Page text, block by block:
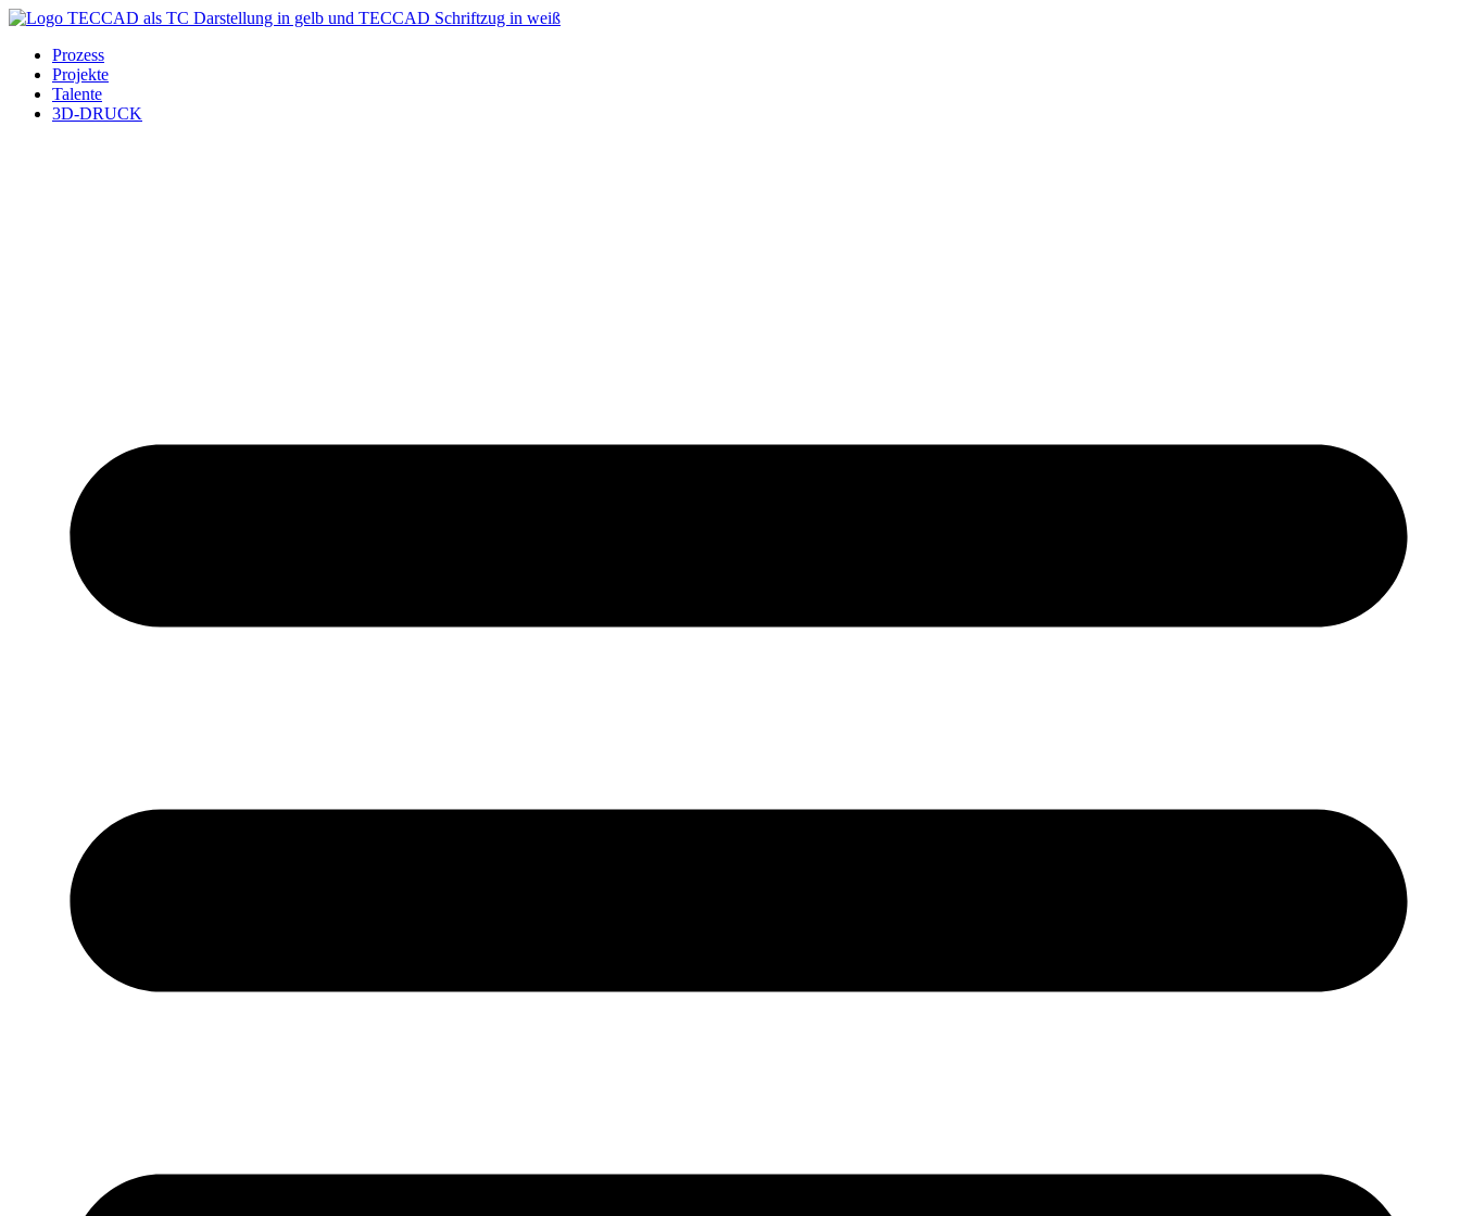
Prozess
Projekte
Talente
3D-DRUCK